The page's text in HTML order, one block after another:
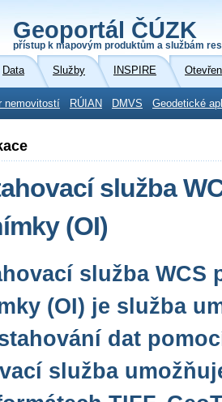
Geoportál ČÚZK
přístup k mapovým produktům a službám
Data Služby INSPIRE
nemovitostí RÚIAN DMVS Geodetické
služba
(OI)
služba WCS
(OI) je služba
dat
služba